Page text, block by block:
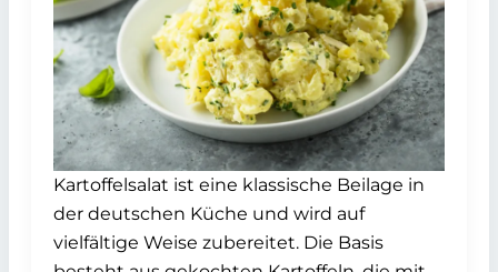
Kartoffelsalat ist eine klassische Beilage in
der deutschen Küche und wird auf
vielfältige Weise zubereitet. Die Basis